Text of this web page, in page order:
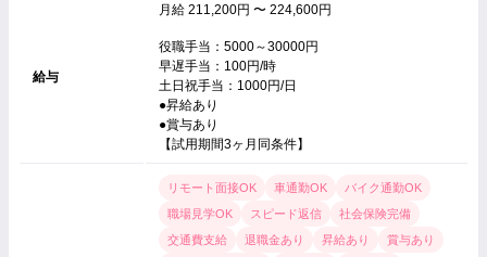
給与
月給 211,200円 〜 224,600円
役職手当：5000～30000円
早遅手当：100円/時
土日祝手当：1000円/日
●昇給あり
●賞与あり
【試用期間3ヶ月同条件】
リモート面接OK 車通勤OK
バイク通勤OK
職場見学OK
スピード返信
社会保険完備
交通費支給
退職金あり 昇給あり
賞与あり